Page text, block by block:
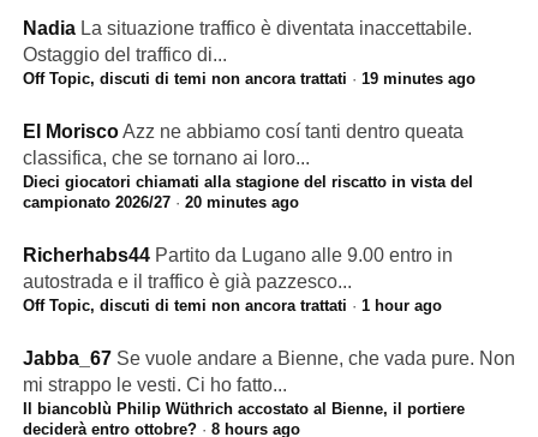
Nadia La situazione traffico è diventata inaccettabile.
Ostaggio del traffico di...
Off Topic, discuti di temi non ancora trattati · 19 minutes ago
El MoriscoAzz ne abbiamo cosí tanti dentro queata
classifica, che se tornano ai loro...
Dieci giocatori chiamati alla stagione del riscatto in vista del
campionato 2026/27· 20 minutes ago
Richerhabs44 Partito da Lugano alle 9.00 entro in
autostrada e il traffico è già pazzesco...
Off Topic, discuti di temi non ancora trattati · 1 hour ago
Jabba_67 Se vuole andare a Bienne, che vada pure. Non
mi strappo le vesti. Ci ho fatto...
Il biancoblù Philip Wüthrich accostato al Bienne, il portiere
deciderà entro ottobre?· 8 hours ago